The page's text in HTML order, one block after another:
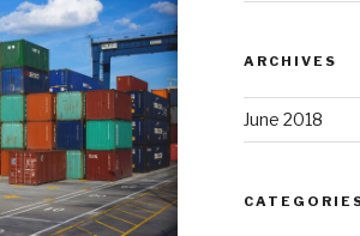
ARCHIVES
June 2018